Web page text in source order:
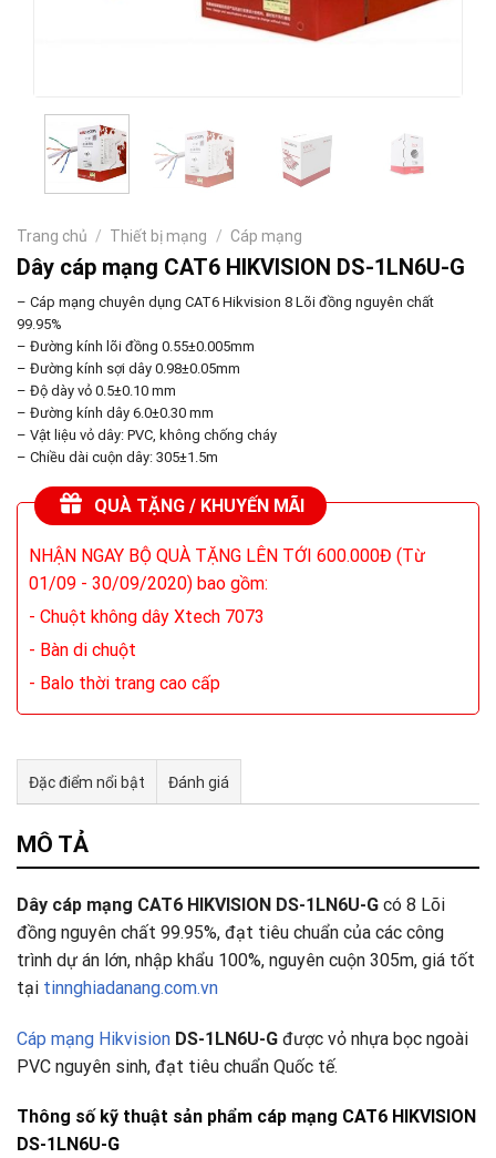
Trang chủ / Thiết bị mạng / Cáp mạng
Dây cáp mạng CAT6 HIKVISION DS-1LN6U-G
– Cáp mạng chuyên dụng CAT6 Hikvision 8 Lõi đồng nguyên chất
99.95%
– Đường kính lõi đồng 0.55±0.005mm
– Đường kính sợi dây 0.98±0.05mm
– Độ dày vỏ 0.5±0.10 mm
– Đường kính dây 6.0±0.30 mm
– Vật liệu vỏ dây: PVC, không chống cháy
– Chiều dài cuộn dây: 305±1.5m
QUÀ TẶNG / KHUYẾN MÃI
NHẬN NGAY BỘ QUÀ TẶNG LÊN TỚI 600.000Đ (Từ
01/09 - 30/09/2020) bao gồm:
- Chuột không dây Xtech 7073
- Bàn di chuột
- Balo thời trang cao cấp
Đặc điểm nổi bật Đánh giá
Tư vấn & bán hàng qua Facebook
MÔ TẢ
Dây cáp mạng CAT6 HIKVISION DS-1LN6U-G có 8 Lõi
đồng nguyên chất 99.95%, đạt tiêu chuẩn của các công
trình dự án lớn, nhập khẩu 100%, nguyên cuộn 305m, giá tốt
tại tinnghiadanang.com.vn
Cáp mạng Hikvision DS-1LN6U-G được vỏ nhựa bọc ngoài
PVC nguyên sinh, đạt tiêu chuẩn Quốc tế.
Thông số kỹ thuật sản phẩm cáp mạng CAT6 HIKVISION
DS-1LN6U-G